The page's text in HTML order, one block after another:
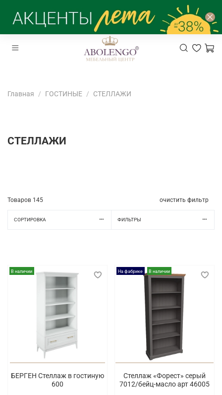
Главная ГОСТИНЫЕ СТЕЛЛАЖИ
СТЕЛЛАЖИ
Товаров 145 очистить фильтр
СОРТИРОВКА ФИЛЬТРЫ
В наличии
БЕРГЕН Стеллаж в гостиную
600
На фабрике В наличии
Стеллаж «Форест» серый
7012/бейц-масло арт 46005